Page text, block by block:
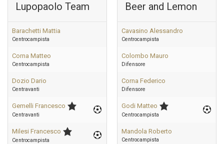
Lupopaolo Team
Barachetti Mattia
Centrocampista
Corna Matteo
Centrocampista
Dozio Dario
Centravanti
Gemelli Francesco
Centravanti
Milesi Francesco
Centrocampista
Beer and Lemon
Cavasino Alessandro
Centrocampista
Colombo Mauro
Difensore
Corna Federico
Difensore
Godi Matteo
Centrocampista
Mandola Roberto
Centrocampista